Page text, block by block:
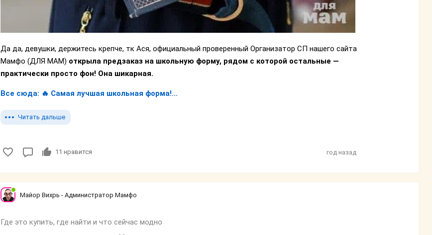
Да да, девушки, держитесь крепче, тк Ася, официальный проверенный Организатор СП нашего сайта
Мамфо (ДЛЯ МАМ) открыла предзаказ на школьную форму, рядом с которой остальные —
практически просто фон! Она шикарная.
Все сюда: 🔥 Самая лучшая школьная форма!...
Читать дальше
11 нравится год назад
Майор Вихрь - Администратор Мамфо
Где это купить, где найти и что сейчас модно